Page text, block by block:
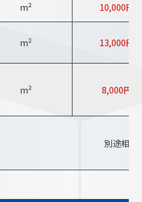
m² 10,000円
m² 13,000円
m² 8,000円〜
別途相談